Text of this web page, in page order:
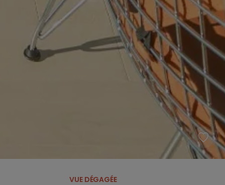
VUE DÉGAGÉE